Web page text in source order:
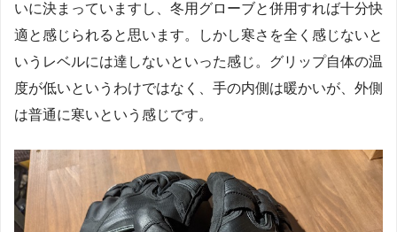
いに決まっていますし、冬用グローブと併用すれば十分快
適と感じられると思います。しかし寒さを全く感じないと
いうレベルには達しないといった感じ。グリップ自体の温
度が低いというわけではなく、手の内側は暖かいが、外側
は普通に寒いという感じです。